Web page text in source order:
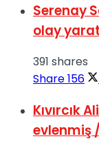
Serenay
olay
391 shares
Share156
Kıvırcık
evlenmiş